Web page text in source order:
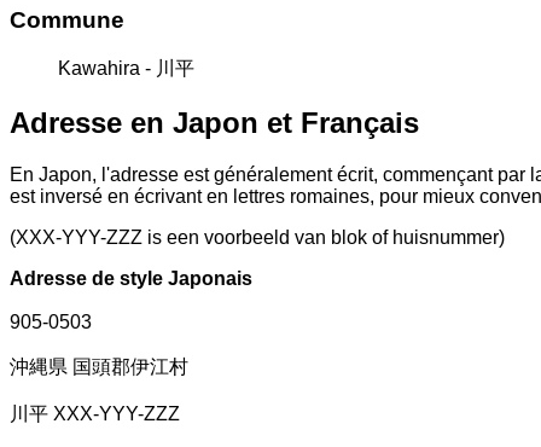
Commune
Kawahira - 川平
Adresse en Japon et Français
En Japon, l'adresse est généralement écrit, commençant
est inversé en écrivant en lettres romaines, pour mieux
(XXX-YYY-ZZZ is een voorbeeld van blok of huisnummer)
Adresse de style Japonais
905-0503
沖縄県 国頭郡伊江村
川平 XXX-YYY-ZZZ